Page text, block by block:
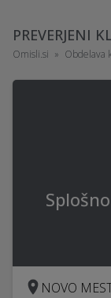
PREVERJENI
Omisli.si Obdelava
NOVO